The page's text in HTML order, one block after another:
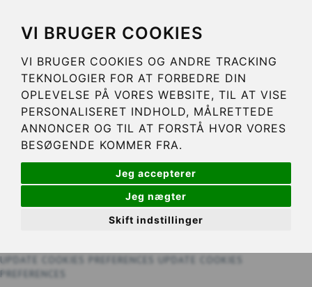
VI BRUGER COOKIES
VI BRUGER COOKIES OG ANDRE TRACKING
TEKNOLOGIER FOR AT FORBEDRE DIN
OPLEVELSE PÅ VORES WEBSITE, TIL AT VISE
PERSONALISERET INDHOLD, MÅLRETTEDE
ANNONCER OG TIL AT FORSTÅ HVOR VORES
BESØGENDE KOMMER FRA.
Jeg accepterer
Jeg nægter
Skift indstillinger
UPDATE COOKIES PREFERENCES
UPDATE COOKIES
PREFERENCES